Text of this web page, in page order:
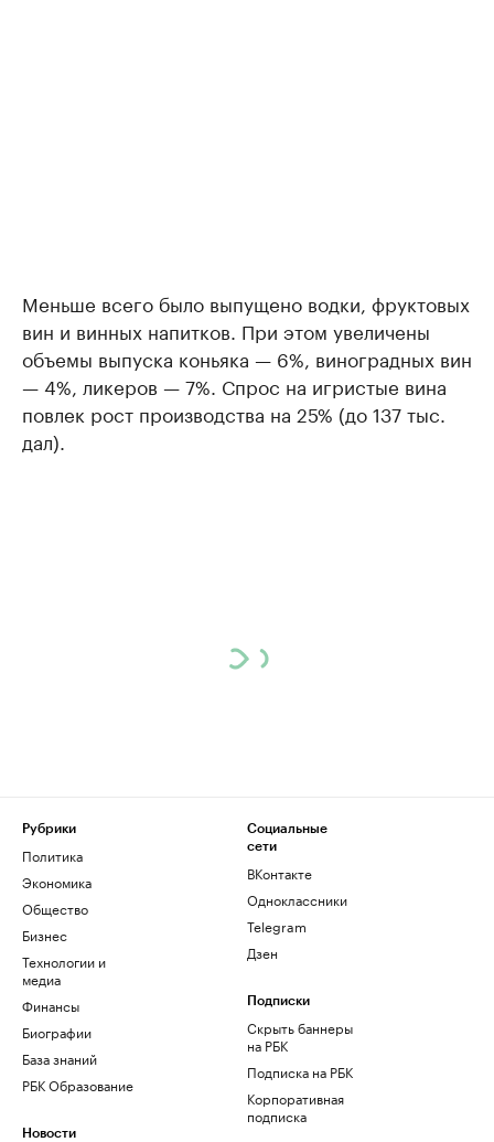
Меньше всего было выпущено водки, фруктовых
вин и винных напитков. При этом увеличены
объемы выпуска коньяка — 6%, виноградных вин
— 4%, ликеров — 7%. Спрос на игристые вина
повлек рост производства на 25% (до 137 тыс.
дал).
Рубрики
Политика
Экономика
Общество
Бизнес
Технологии и
медиа
Финансы
Биографии
База знаний
РБК Образование
Новости
Социальные
сети
ВКонтакте
Одноклассники
Telegram
Дзен
Подписки
Скрыть баннеры
на РБК
Подписка на РБК
Корпоративная
подписка